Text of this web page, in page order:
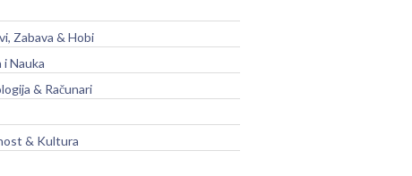
Zabava & Hobi
i Nauka
& Računari
& Kultura